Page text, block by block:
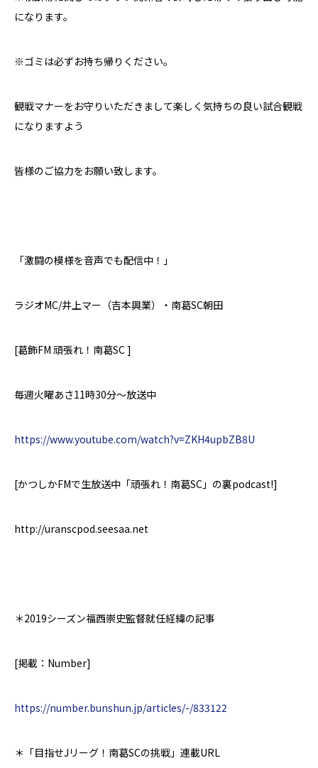
になります。
※ゴミは必ずお持ち帰りください。
観戦マナーをお守りいただきまして楽しく気持ちの良い試合観戦
になりますよう
皆様のご協力をお願い致します。
「激闘の模様を音声でも配信中！」
ラジオMC/井上マー（吉本興業）・南葛SC朝田
[葛飾FM 頑張れ！南葛SC ]
毎週火曜あさ11時30分～放送中
https://www.youtube.com/watch?v=ZKH4upbZB8U
[かつしかFMで生放送中「頑張れ！南葛SC 」の裏podcast!]
http://uranscpod.seesaa.net
＊2019シーズン福西崇史監督就任経緯の記事
[掲載： Number]
https://number.bunshun.jp/articles/-/833122
＊ 「目指せJリーグ！南葛SCの挑戦」連載URL